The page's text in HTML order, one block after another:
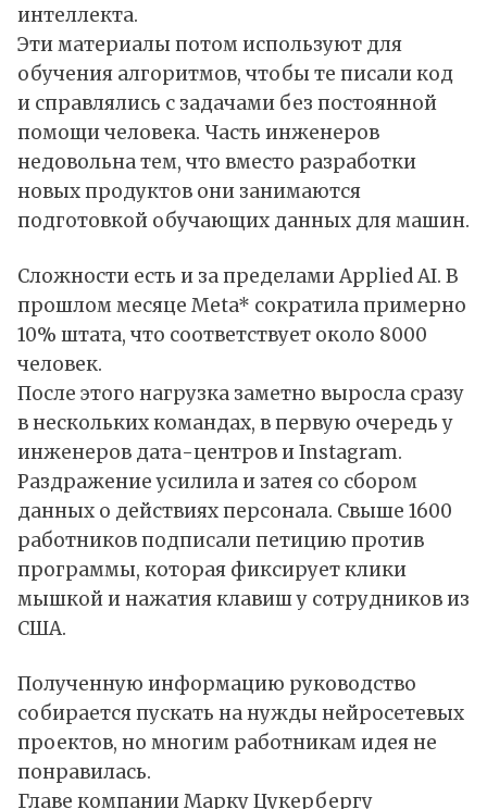
интеллекта.
Эти материалы потом используют для
обучения алгоритмов, чтобы те писали код
и справлялись с задачами без постоянной
помощи человека. Часть инженеров
недовольна тем, что вместо разработки
новых продуктов они занимаются
подготовкой обучающих данных для машин.
Сложности есть и за пределами Applied AI. В
прошлом месяце Meta* сократила примерно
10% штата, что соответствует около 8000
человек.
После этого нагрузка заметно выросла сразу
в нескольких командах, в первую очередь у
инженеров дата-центров и Instagram.
Раздражение усилила и затея со сбором
данных о действиях персонала. Свыше 1600
работников подписали петицию против
программы, которая фиксирует клики
мышкой и нажатия клавиш у сотрудников из
США.
Полученную информацию руководство
собирается пускать на нужды нейросетевых
проектов, но многим работникам идея не
понравилась.
Главе компании Марку Цукербергу